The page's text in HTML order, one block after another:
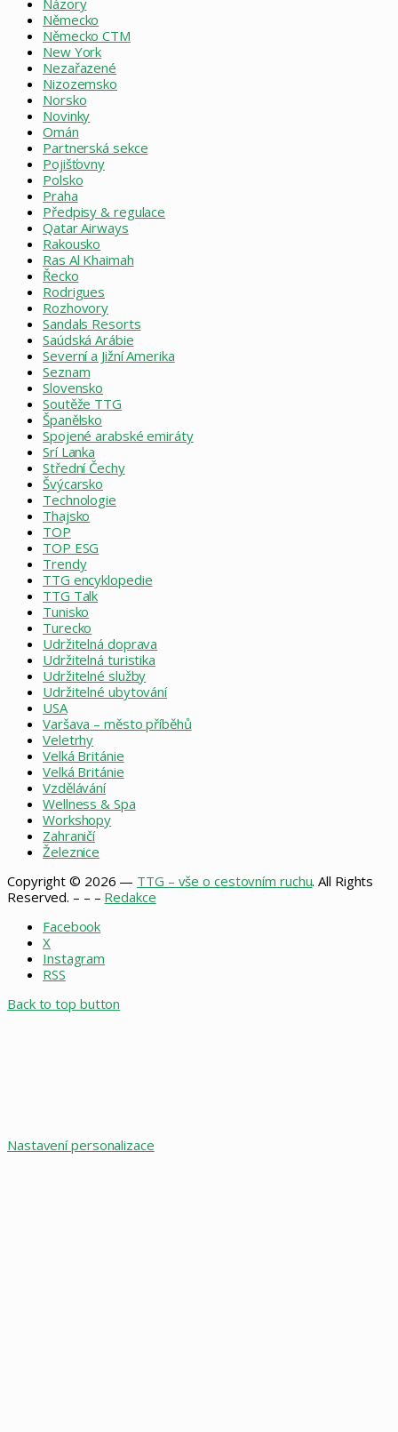
Německo
Německo CTM
New York
Nezařazené
Nizozemsko
Norsko
Novinky
Omán
Partnerská sekce
Pojišťovny
Polsko
Praha
Předpisy & regulace
Qatar Airways
Rakousko
Ras Al Khaimah
Řecko
Rodrigues
Rozhovory
Sandals Resorts
Saúdská Arábie
Severní a Jižní Amerika
Seznam
Slovensko
Soutěže TTG
Španělsko
Spojené arabské emiráty
Srí Lanka
Střední Čechy
Švýcarsko
Technologie
Thajsko
TOP
TOP ESG
Trendy
TTG encyklopedie
TTG Talk
Tunisko
Turecko
Udržitelná doprava
Udržitelná turistika
Udržitelné služby
Udržitelné ubytování
USA
Varšava – město příběhů
Veletrhy
Velká Británie
Velká Británie
Vzdělávání
Wellness & Spa
Workshopy
Zahraničí
Železnice
Copyright © 2026 — TTG – vše o cestovním ruchu. All Rights
Reserved. – – – Redakce
Facebook
X
Instagram
RSS
Back to top button
Nastavení personalizace